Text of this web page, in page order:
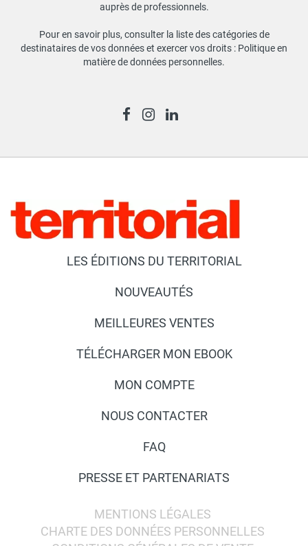
auprès de professionnels.
Pour en savoir plus, consulter la liste des catégories de
destinataires de vos données et exercer vos droits : Politique en
matière de données personnelles.
LES ÉDITIONS DU TERRITORIAL
NOUVEAUTÉS
MEILLEURES VENTES
TÉLÉCHARGER MON EBOOK
MON COMPTE
NOUS CONTACTER
FAQ
PRESSE ET PARTENARIATS
MENTIONS LÉGALES
CHARTE DES DONNÉES PERSONNELLES